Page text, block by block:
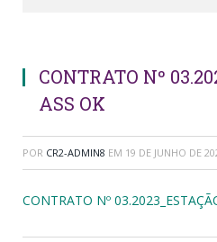
CONTRATO Nº
ASS OK
POR CR2-ADMIN8 EM 19 DE JUNHO DE
CONTRATO Nº